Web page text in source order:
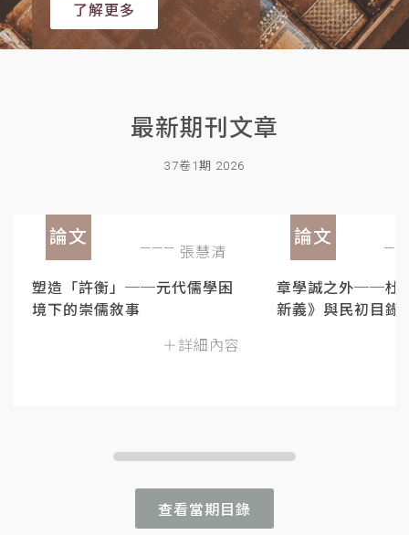
了解更多
最新期刊文章
37卷1期 2026
論文
張慧清
塑造「許衡」──元代儒學困
境下的崇儒敘事
＋詳細內容
論文
章學誠之外──杜
新義》與民初目錄
查看當期目錄